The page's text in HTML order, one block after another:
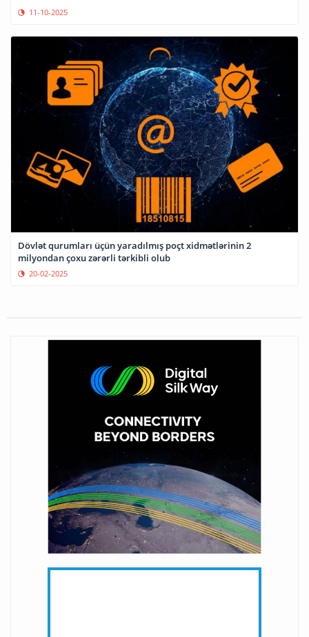
11-10-2025
Dövlət qurumları üçün yaradılmış poçt xidmətlərinin 2
milyondan çoxu zərərli tərkibli olub
20-02-2025